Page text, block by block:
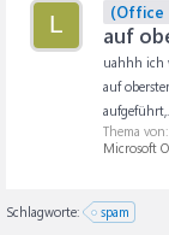
L (Office
auf
uahhh ich
auf
Thema von:
Microsoft
Schlagworte: spam